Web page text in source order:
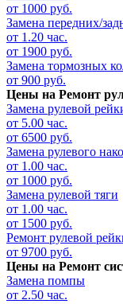
от 1000 руб.
Замена передних/
от 1.20 час.
от 1900 руб.
Замена тормозных
от 900 руб.
Цены на Ремонт
Замена рулевой
от 5.00 час.
от 6500 руб.
Замена рулевого
от 1.00 час.
от 1000 руб.
Замена рулевой тяги
от 1.00 час.
от 1500 руб.
Ремонт рулевой
от 9700 руб.
Цены на Ремонт
Замена помпы
от 2.50 час.